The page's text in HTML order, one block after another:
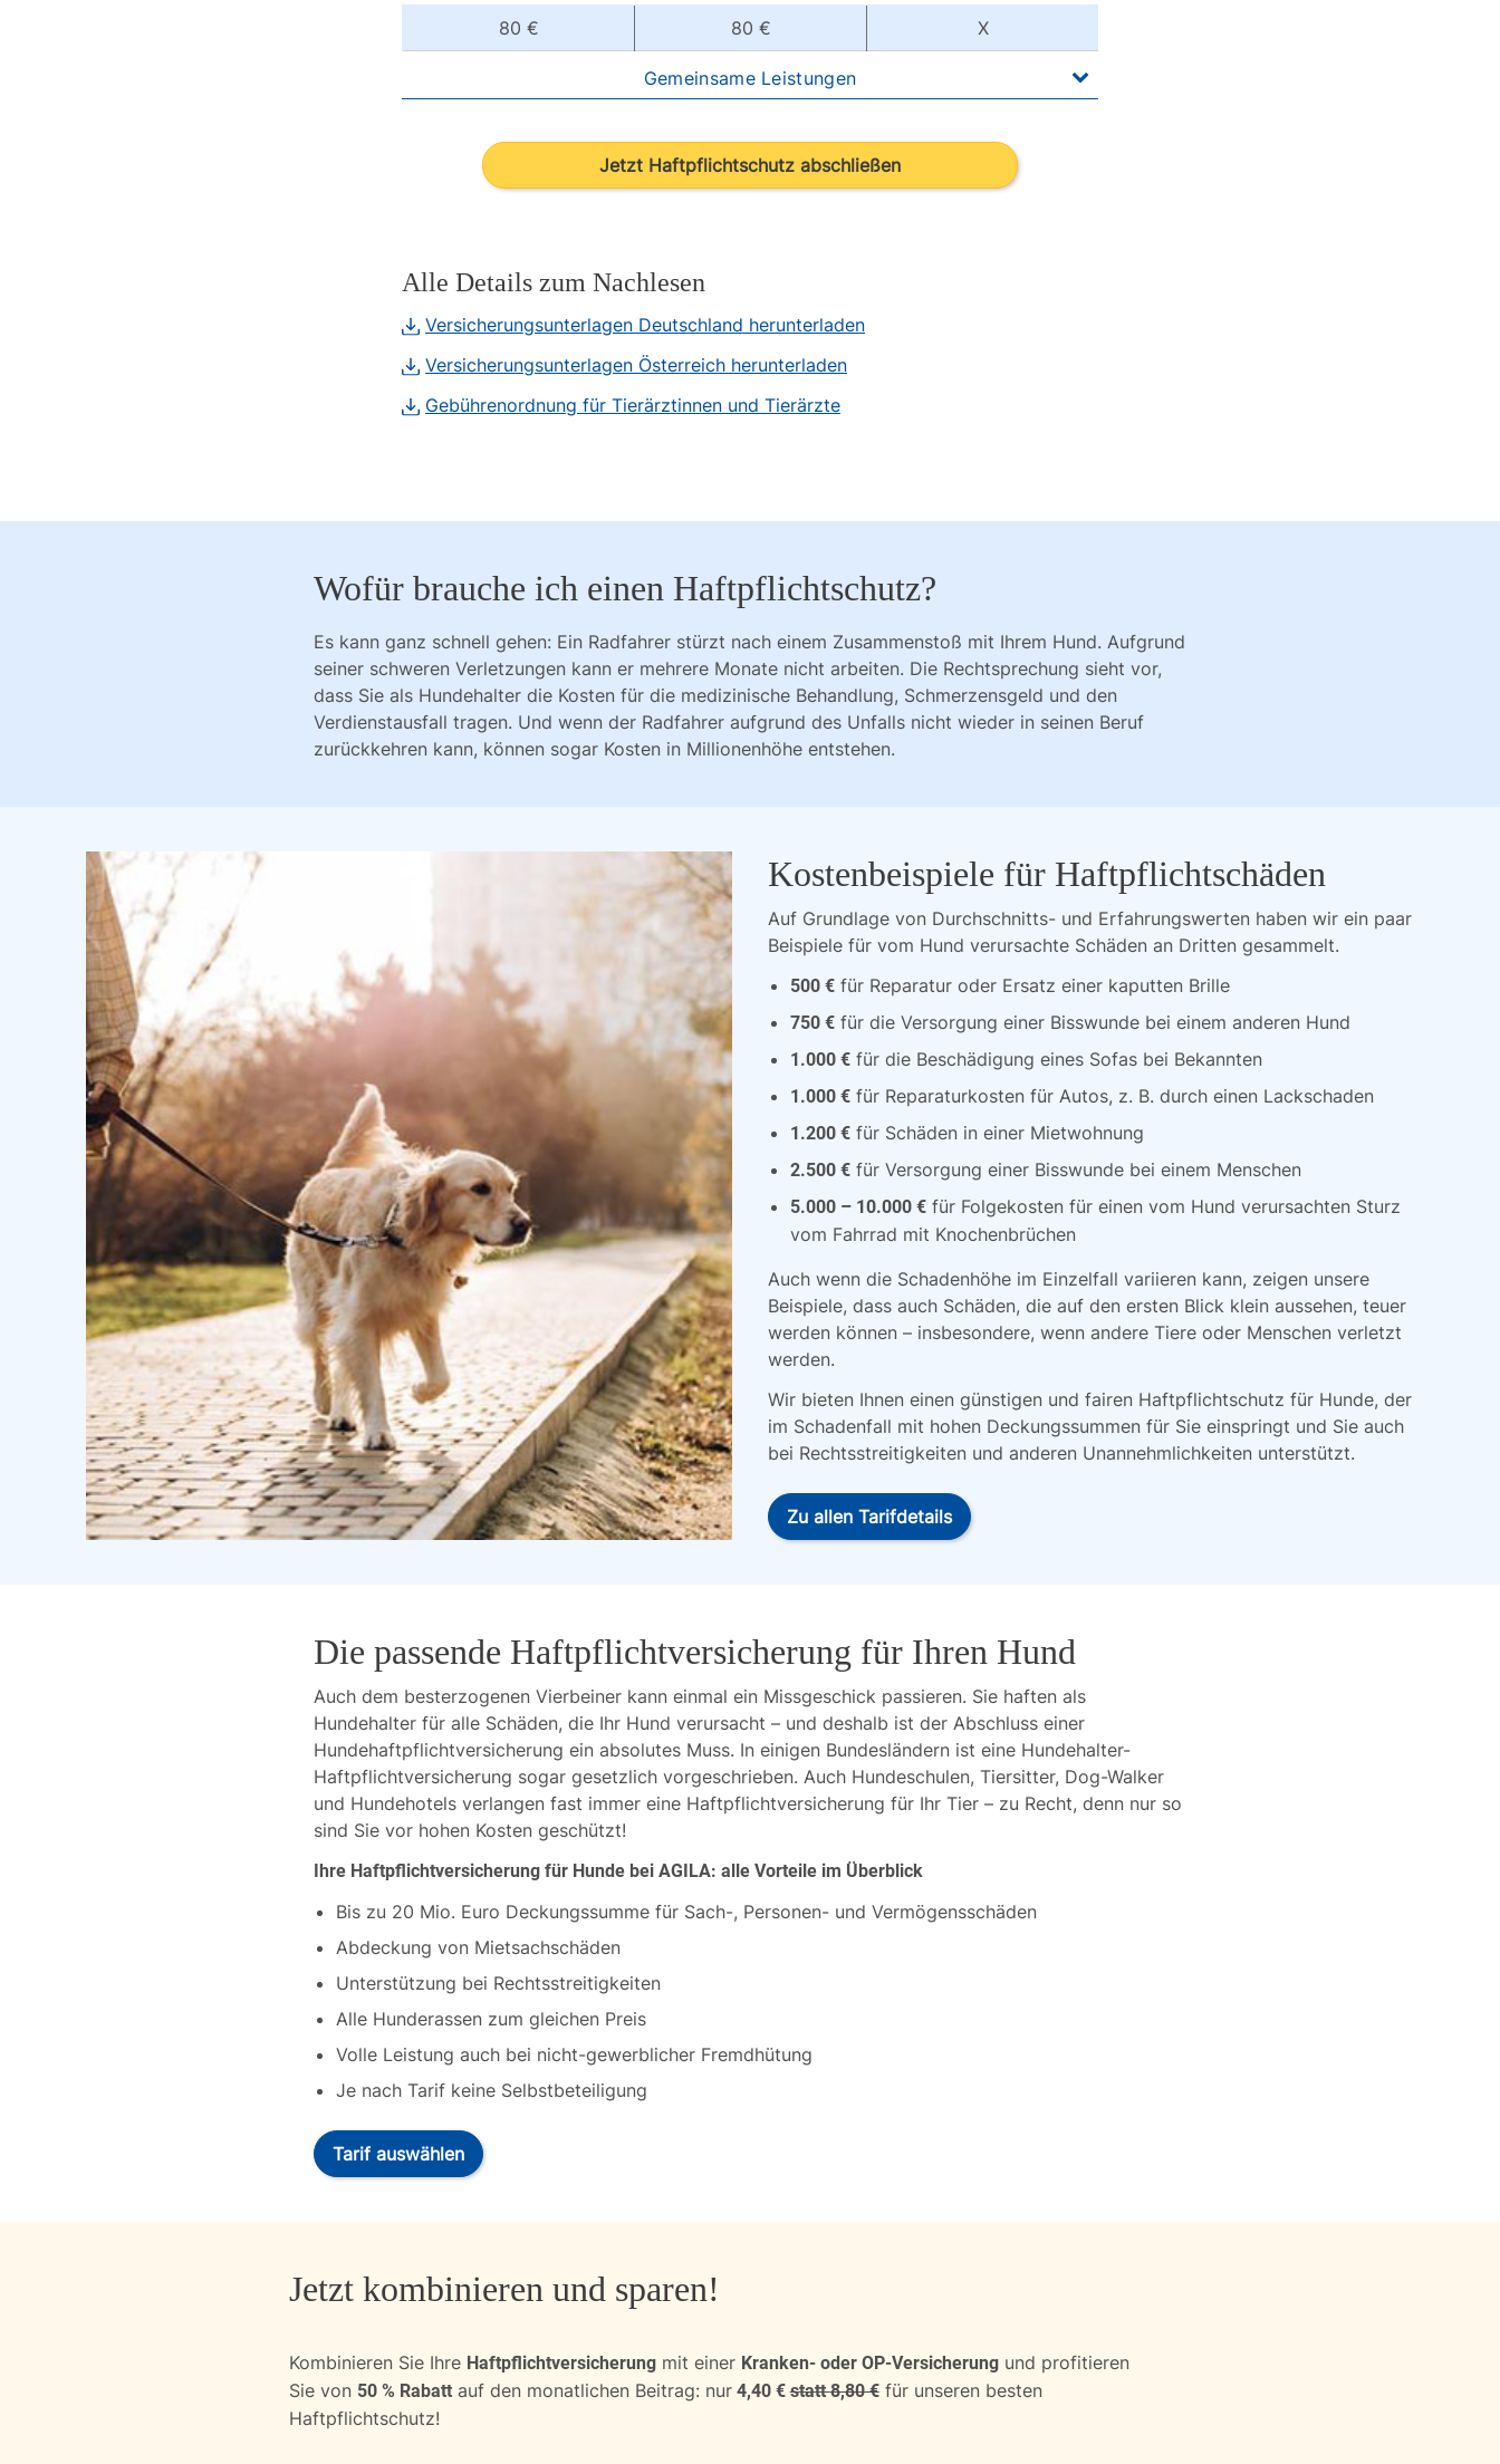
80 € 80 € X
Gemeinsame Leistungen
Jetzt Haftpflichtschutz abschließen
Alle Details zum Nachlesen
Versicherungsunterlagen Deutschland herunterladen
Versicherungsunterlagen Österreich herunterladen
Gebührenordnung für Tierärztinnen und Tierärzte
Wofür brauche ich einen Haftpflichtschutz?
Es kann ganz schnell gehen: Ein Radfahrer stürzt nach einem Zusammenstoß mit Ihrem Hund. Aufgrund
seiner schweren Verletzungen kann er mehrere Monate nicht arbeiten. Die Rechtsprechung sieht vor,
dass Sie als Hundehalter die Kosten für die medizinische Behandlung, Schmerzensgeld und den
Verdienstausfall tragen. Und wenn der Radfahrer aufgrund des Unfalls nicht wieder in seinen Beruf
zurückkehren kann, können sogar Kosten in Millionenhöhe entstehen.
Kostenbeispiele für Haftpflichtschäden
Auf Grundlage von Durchschnitts- und Erfahrungswerten haben wir ein paar
Beispiele für vom Hund verursachte Schäden an Dritten gesammelt.
500 € für Reparatur oder Ersatz einer kaputten Brille
750 € für die Versorgung einer Bisswunde bei einem anderen Hund
1.000 € für die Beschädigung eines Sofas bei Bekannten
1.000 € für Reparaturkosten für Autos, z. B. durch einen Lackschaden
1.200 € für Schäden in einer Mietwohnung
2.500 € für Versorgung einer Bisswunde bei einem Menschen
5.000 – 10.000 € für Folgekosten für einen vom Hund verursachten Sturz
vom Fahrrad mit Knochenbrüchen
Auch wenn die Schadenhöhe im Einzelfall variieren kann, zeigen unsere
Beispiele, dass auch Schäden, die auf den ersten Blick klein aussehen, teuer
werden können – insbesondere, wenn andere Tiere oder Menschen verletzt
werden.
Wir bieten Ihnen einen günstigen und fairen Haftpflichtschutz für Hunde, der
im Schadenfall mit hohen Deckungssummen für Sie einspringt und Sie auch
bei Rechtsstreitigkeiten und anderen Unannehmlichkeiten unterstützt.
Zu allen Tarifdetails
Die passende Haftpflichtversicherung für Ihren Hund
Auch dem besterzogenen Vierbeiner kann einmal ein Missgeschick passieren. Sie haften als
Hundehalter für alle Schäden, die Ihr Hund verursacht – und deshalb ist der Abschluss einer
Hundehaftpflichtversicherung ein absolutes Muss. In einigen Bundesländern ist eine Hundehalter-
Haftpflichtversicherung sogar gesetzlich vorgeschrieben. Auch Hundeschulen, Tiersitter, Dog-Walker
und Hundehotels verlangen fast immer eine Haftpflichtversicherung für Ihr Tier – zu Recht, denn nur so
sind Sie vor hohen Kosten geschützt!
Ihre Haftpflichtversicherung für Hunde bei AGILA: alle Vorteile im Überblick
Bis zu 20 Mio. Euro Deckungssumme für Sach-, Personen- und Vermögensschäden
Abdeckung von Mietsachschäden
Unterstützung bei Rechtsstreitigkeiten
Alle Hunderassen zum gleichen Preis
Volle Leistung auch bei nicht-gewerblicher Fremdhütung
Je nach Tarif keine Selbstbeteiligung
Tarif auswählen
Jetzt kombinieren und sparen!
Kombinieren Sie Ihre Haftpflichtversicherungmit einer Kranken- oder OP-Versicherungund profitieren
Sie von 50 % Rabattauf den monatlichen Beitrag: nur4,40 €statt8,80€für unseren besten
Haftpflichtschutz!